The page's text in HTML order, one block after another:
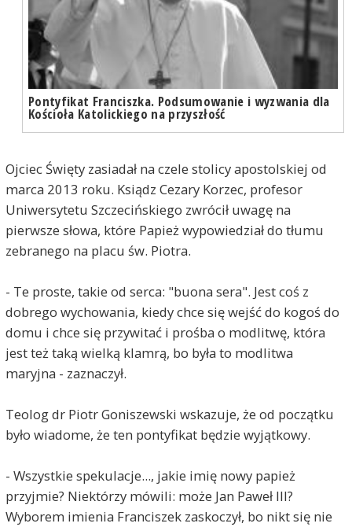
Pontyfikat Franciszka. Podsumowanie i wyzwania dla
Kościoła Katolickiego na przyszłość
Ojciec Święty zasiadał na czele stolicy apostolskiej od
marca 2013 roku. Ksiądz Cezary Korzec, profesor
Uniwersytetu Szczecińskiego zwrócił uwagę na
pierwsze słowa, które Papież wypowiedział do tłumu
zebranego na placu św. Piotra.
- Te proste, takie od serca: "buona sera". Jest coś z
dobrego wychowania, kiedy chce się wejść do kogoś do
domu i chce się przywitać i prośba o modlitwę, która
jest też taką wielką klamrą, bo była to modlitwa
maryjna - zaznaczył.
Teolog dr Piotr Goniszewski wskazuje, że od początku
było wiadome, że ten pontyfikat będzie wyjątkowy.
- Wszystkie spekulacje..., jakie imię nowy papież
przyjmie? Niektórzy mówili: może Jan Paweł III?
Wyborem imienia Franciszek zaskoczył, bo nikt się nie